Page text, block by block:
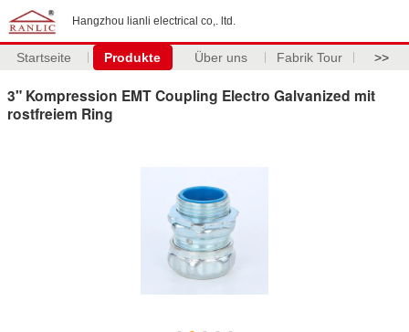
Hangzhou lianli electrical co,. ltd.
Startseite Produkte Über uns Fabrik Tour >>
3" Kompression EMT Coupling Electro Galvanized mit
rostfreiem Ring